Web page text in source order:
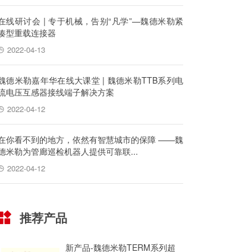
线研讨会 | 专于机械，告别“凡学”—魏德米勒紧
型重载连接器
2022-04-13
德米勒嘉年华在线大课堂 | 魏德米勒TTB系列电
电压互感器接线端子解决方案
2022-04-12
你看不到的地方，依然有智慧城市的保障 ——魏
米勒为管廊巡检机器人提供可靠联...
2022-04-12
推荐产品
新产品-魏德米勒TERM系列超